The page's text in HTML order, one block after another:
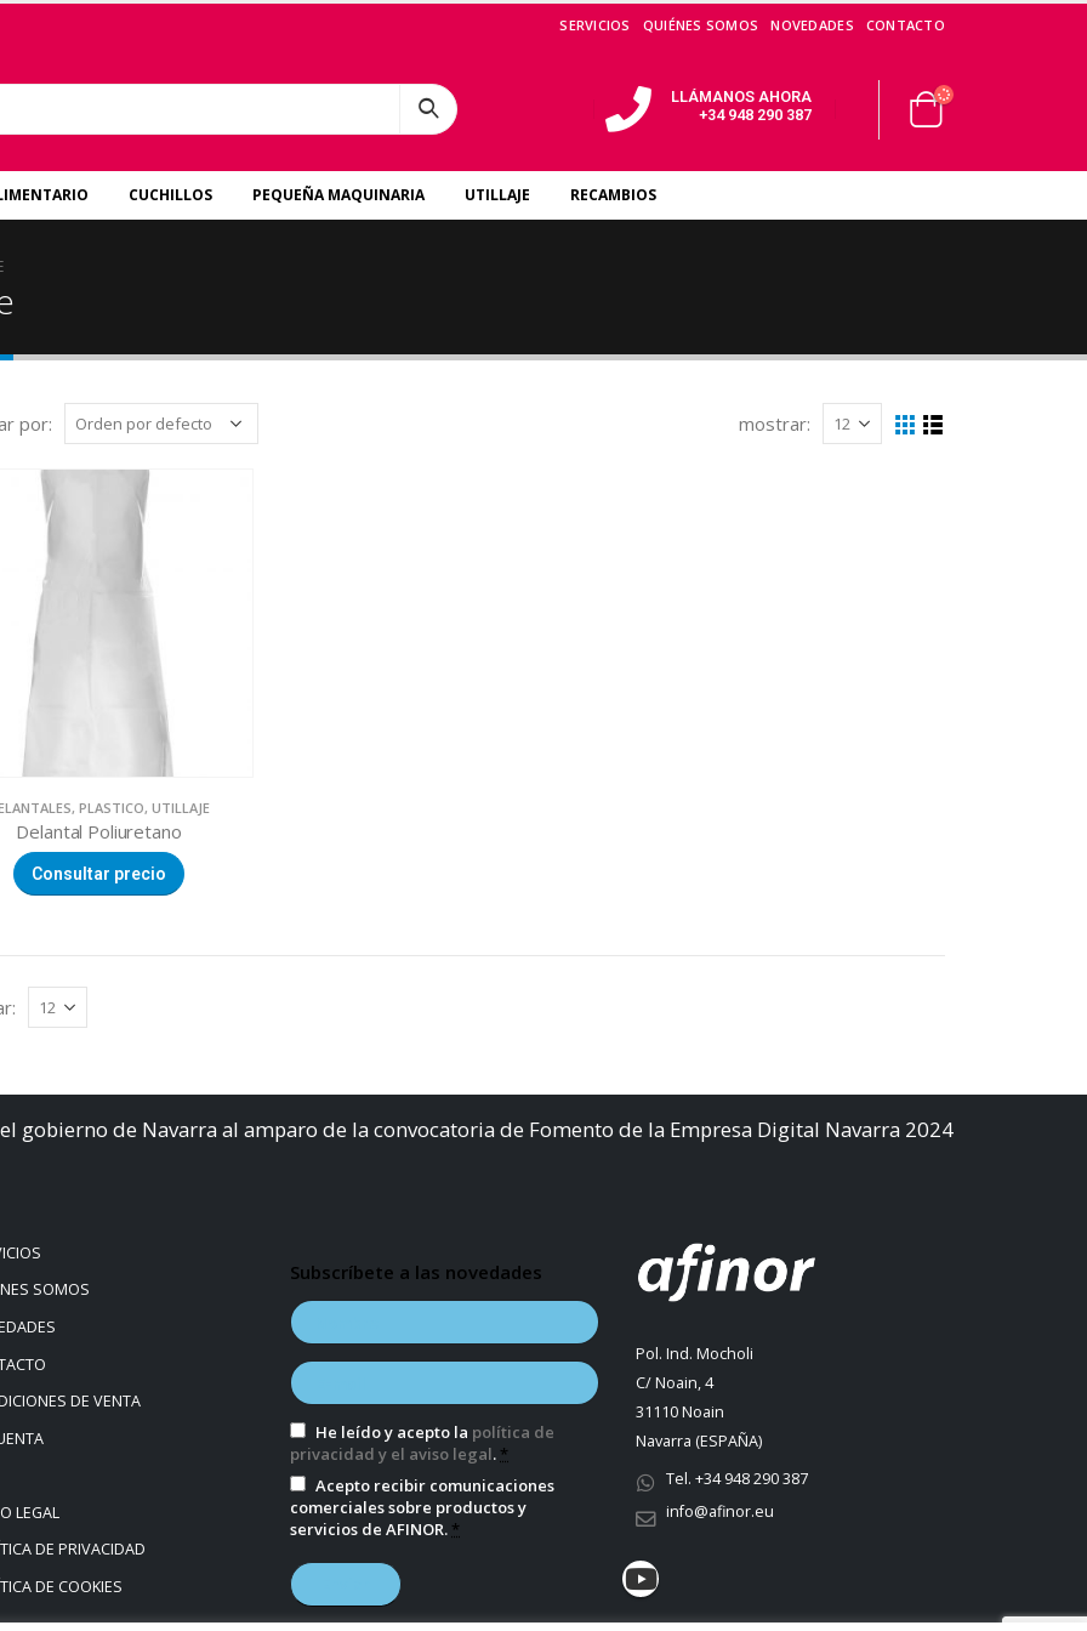
SERVICIOS QUIÉNES SOMOS NOVEDADES CONTACTO
LLÁMANOS AHORA
+34 948 290 387
CUCHILLOS PEQUEÑA MAQUINARIA UTILLAJE RECAMBIOS
por: mostrar:
, PLASTICO, UTILLAJE
Delantal Poliuretano
Consultar precio
gobierno de Navarra al amparo de la convocatoria de Fomento de la Empresa Digital Navarra 2024
SOMOS
DE VENTA
LEGAL
DE PRIVACIDAD
DE COOKIES
Subscríbete a las novedades
He leído y acepto la política de
privacidad y el aviso legal. *
Acepto recibir comunicaciones
comerciales sobre productos y
servicios de AFINOR. *
Pol. Ind. Mocholi
C/ Noain, 4
31110 Noain
Navarra (ESPAÑA)
Tel. +34 948 290 387
info@afinor.eu